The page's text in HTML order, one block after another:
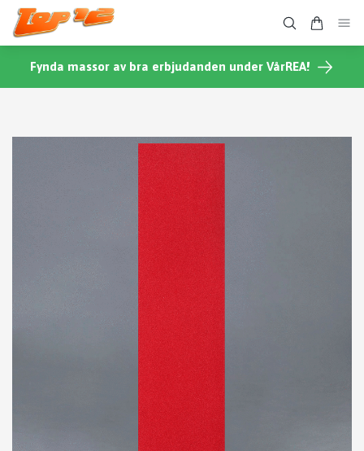
Fynda massor av bra erbjudanden under VårREA!